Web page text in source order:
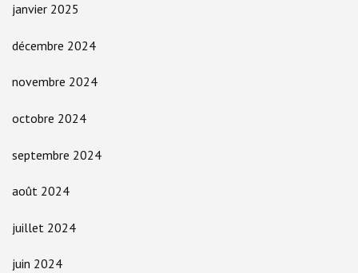
janvier 2025
décembre 2024
novembre 2024
octobre 2024
septembre 2024
août 2024
juillet 2024
juin 2024